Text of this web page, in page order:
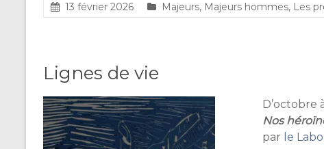
13 février 2026 Majeurs, Majeurs hommes, Les
Lignes de vie
Nos
par le